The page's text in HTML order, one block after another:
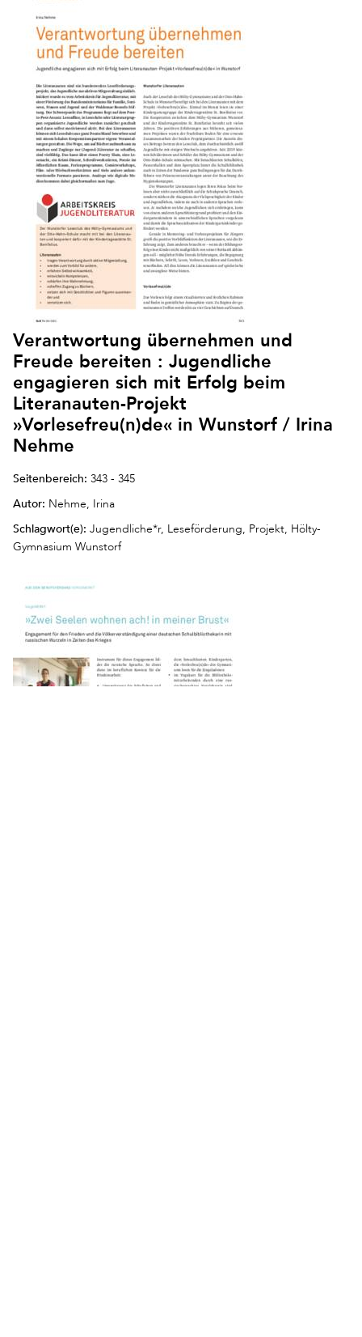
Verantwortung übernehmen und
Freude bereiten : Jugendliche
engagieren sich mit Erfolg beim
Literanauten-Projekt
»Vorlesefreu(n)de« in Wunstorf / Irina
Nehme
Seitenbereich: 343 - 345
Autor: Nehme, Irina
Schlagwort(e): Jugendliche*r, Leseförderung, Projekt, Hölty-
Gymnasium Wunstorf